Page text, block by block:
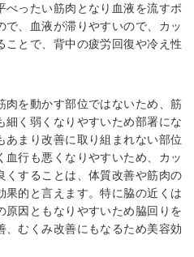
べったい筋肉となり血液を流すポ
で、血液が滞りやすいので、カッ
ことで、背中の疲労回復や冷え性
肉を動かす部位ではないため、筋
細く弱くなりやすいため部署にな
あまり改善に取り組まれない部位
行も悪くなりやすいため、カッ
くすることは、体質改善や筋肉の
果的と言えます。特に脇の近くは
原因ともなりやすいため脇回りを
、むくみ改善にもなるため美容効